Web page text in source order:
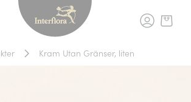
Interflora -
Blomsterleverans
Kram Utan Gränser, liten